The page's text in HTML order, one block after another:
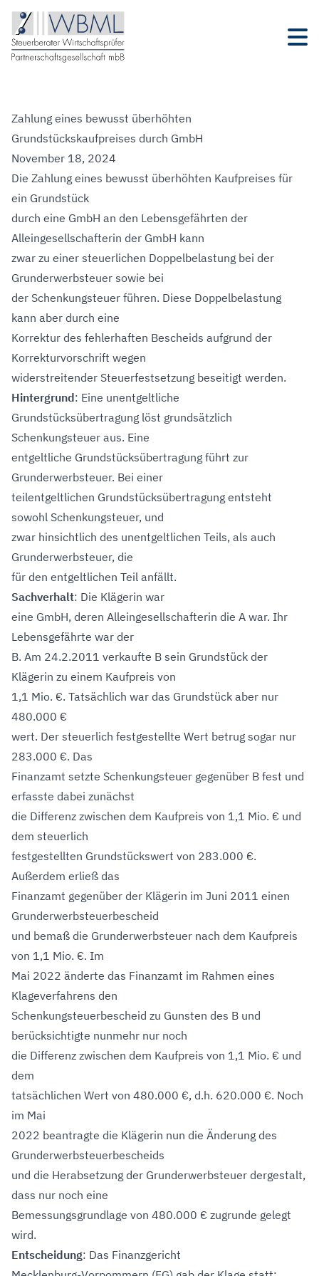
Zahlung eines bewusst überhöhten
Grundstückskaufpreises durch GmbH
November 18, 2024
Die Zahlung eines bewusst überhöhten Kaufpreises für
ein Grundstück
durch eine GmbH an den Lebensgefährten der
Alleingesellschafterin der GmbH kann
zwar zu einer steuerlichen Doppelbelastung bei der
Grunderwerbsteuer sowie bei
der Schenkungsteuer führen. Diese Doppelbelastung
kann aber durch eine
Korrektur des fehlerhaften Bescheids aufgrund der
Korrekturvorschrift wegen
widerstreitender Steuerfestsetzung beseitigt werden.
Hintergrund: Eine unentgeltliche
Grundstücksübertragung löst grundsätzlich
Schenkungsteuer aus. Eine
entgeltliche Grundstücksübertragung führt zur
Grunderwerbsteuer. Bei einer
teilentgeltlichen Grundstücksübertragung entsteht
sowohl Schenkungsteuer, und
zwar hinsichtlich des unentgeltlichen Teils, als auch
Grunderwerbsteuer, die
für den entgeltlichen Teil anfällt.
Sachverhalt: Die Klägerin war
eine GmbH, deren Alleingesellschafterin die A war. Ihr
Lebensgefährte war der
B. Am 24.2.2011 verkaufte B sein Grundstück der
Klägerin zu einem Kaufpreis von
1,1 Mio. €. Tatsächlich war das Grundstück aber nur
480.000 €
wert. Der steuerlich festgestellte Wert betrug sogar nur
283.000 €. Das
Finanzamt setzte Schenkungsteuer gegenüber B fest und
erfasste dabei zunächst
die Differenz zwischen dem Kaufpreis von 1,1 Mio. € und
dem steuerlich
festgestellten Grundstückswert von 283.000 €.
Außerdem erließ das
Finanzamt gegenüber der Klägerin im Juni 2011 einen
Grunderwerbsteuerbescheid
und bemaß die Grunderwerbsteuer nach dem Kaufpreis
von 1,1 Mio. €. Im
Mai 2022 änderte das Finanzamt im Rahmen eines
Klageverfahrens den
Schenkungsteuerbescheid zu Gunsten des B und
berücksichtigte nunmehr nur noch
die Differenz zwischen dem Kaufpreis von 1,1 Mio. € und
dem
tatsächlichen Wert von 480.000 €, d.h. 620.000 €. Noch
im Mai
2022 beantragte die Klägerin nun die Änderung des
Grunderwerbsteuerbescheids
und die Herabsetzung der Grunderwerbsteuer dergestalt,
dass nur noch eine
Bemessungsgrundlage von 480.000 € zugrunde gelegt
wird.
Entscheidung: Das Finanzgericht